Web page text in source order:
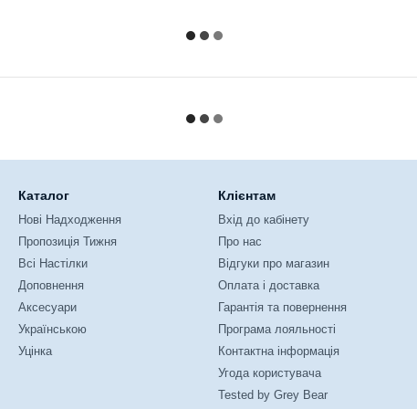
Каталог
Нові Надходження
Пропозиція Тижня
Всі Настілки
Доповнення
Аксесуари
Українською
Уцінка
Клієнтам
Вхід до кабінету
Про нас
Відгуки про магазин
Оплата і доставка
Гарантія та повернення
Програма лояльності
Контактна інформація
Угода користувача
Tested by Grey Bear